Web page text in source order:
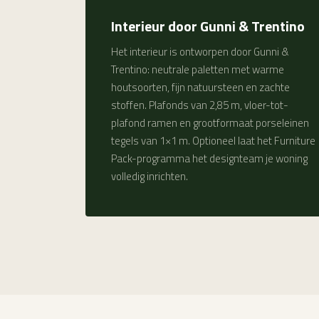
Interieur door Gunni & Trentino
Het interieur is ontworpen door Gunni &
Trentino: neutrale paletten met warme
houtsoorten, fijn natuursteen en zachte
stoffen. Plafonds van 2,85 m, vloer-tot-
plafond ramen en grootformaat porseleinen
tegels van 1×1 m. Optioneel laat het Furniture
Pack-programma het designteam je woning
volledig inrichten.